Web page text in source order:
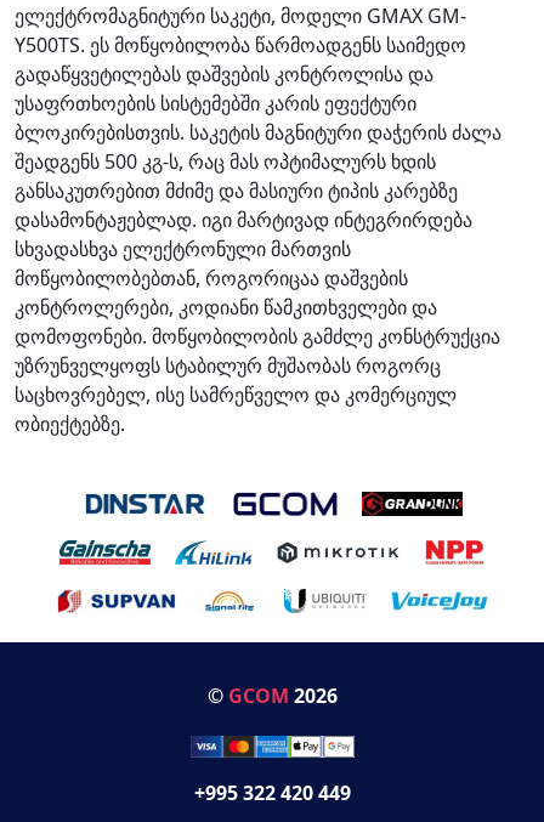
ელექტრომაგნიტური საკეტი, მოდელი GMAX GM-
Y500TS. ეს მოწყობილობა წარმოადგენს საიმედო
გადაწყვეტილებას დაშვების კონტროლისა და
უსაფრთხოების სისტემებში კარის ეფექტური
ბლოკირებისთვის. საკეტის მაგნიტური დაჭერის ძალა
შეადგენს 500 კგ-ს, რაც მას ოპტიმალურს ხდის
განსაკუთრებით მძიმე და მასიური ტიპის კარებზე
დასამონტაჟებლად. იგი მარტივად ინტეგრირდება
სხვადასხვა ელექტრონული მართვის
მოწყობილობებთან, როგორიცაა დაშვების
კონტროლერები, კოდიანი წამკითხველები და
დომოფონები. მოწყობილობის გამძლე კონსტრუქცია
უზრუნველყოფს სტაბილურ მუშაობას როგორც
საცხოვრებელ, ისე სამრეწველო და კომერციულ
ობიექტებზე.
© GCOM 2026
+995 322 420 449